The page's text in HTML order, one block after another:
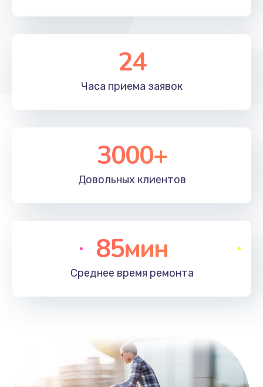
24
Часа приема заявок
3000+
Довольных клиентов
85мин
Среднее время ремонта